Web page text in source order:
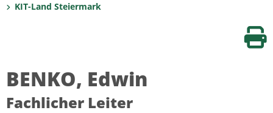
KIT-Land Steiermark
BENKO, Edwin
Fachlicher Leiter